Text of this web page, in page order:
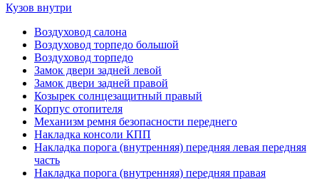
Кузов внутри
Воздуховод салона
Воздуховод торпедо большой
Воздуховод торпедо
Замок двери задней левой
Замок двери задней правой
Козырек солнцезащитный правый
Корпус отопителя
Механизм ремня безопасности переднего
Накладка консоли КПП
Накладка порога (внутренняя) передняя левая передняя
часть
Накладка порога (внутренняя) передняя правая